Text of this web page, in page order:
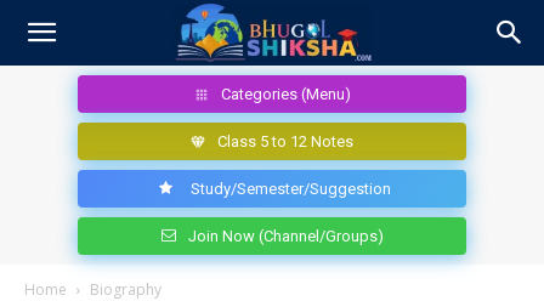
Categories (Menu)
Class 5 to 12 Notes
Study/Semester/Suggestion
Join Now (Channel/Groups)
Home Biography